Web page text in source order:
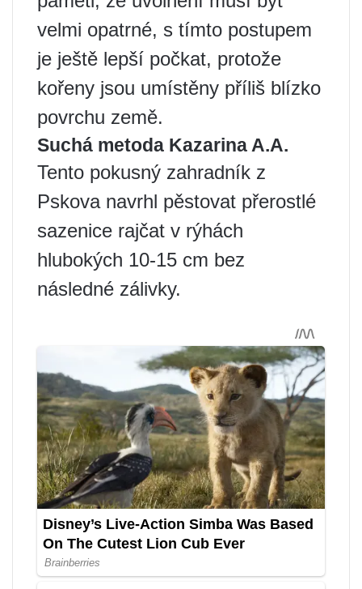
velmi opatrné, s tímto postupem
je ještě lepší počkat, protože
kořeny jsou umístěny příliš blízko
povrchu země.
Suchá metoda Kazarina A.A.
Tento pokusný zahradník z
Pskova navrhl pěstovat přerostlé
sazenice rajčat v rýhách
hlubokých 10-15 cm bez
následné zálivky.